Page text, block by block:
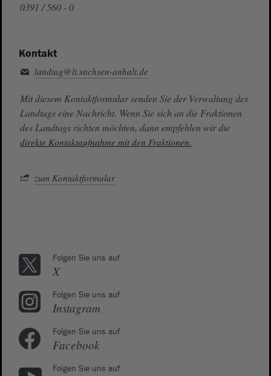
0391 / 560 - 0
Kontakt
landtag@lt.sachsen-anhalt.de
Mit diesem Kontaktformular senden Sie der Verwaltung des
Landtags eine Nachricht. Wenn Sie sich an die Fraktionen
des Landtags richten möchten, dann empfehlen wir die
direkte Kontaktaufnahme mit den Fraktionen.
zum Kontaktformular
Folgen Sie uns auf
X
Folgen Sie uns auf
Instagram
Folgen Sie uns auf
Facebook
Folgen Sie uns auf